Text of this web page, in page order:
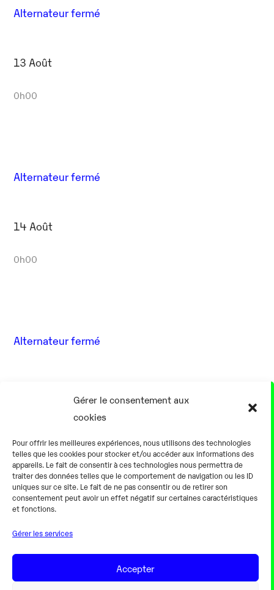
Gérer le consentement aux
cookies
Pour offrir les meilleures expériences, nous utilisons des technologies
telles que les cookies pour stocker et/ou accéder aux informations des
appareils. Le fait de consentir à ces technologies nous permettra de
traiter des données telles que le comportement de navigation ou les ID
uniques sur ce site. Le fait de ne pas consentir ou de retirer son
consentement peut avoir un effet négatif sur certaines caractéristiques
et fonctions.
Gérer les services
Accepter
Alternateur fermé
13 Août
0h00
Alternateur fermé
14 Août
0h00
Alternateur fermé
Alternateur fermé
18 Août